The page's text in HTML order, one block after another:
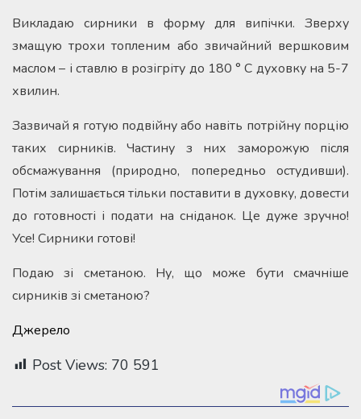
Викладаю сирники в форму для випічки. Зверху
змащую трохи топленим або звичайний вершковим
маслом – і ставлю в розігріту до 180 ° С духовку на 5-7
хвилин.
Зазвичай я готую подвійну або навіть потрійну порцію
таких сирників. Частину з них заморожую після
обсмажування (природно, попередньо остудивши).
Потім залишається тільки поставити в духовку, довести
до готовності і подати на сніданок. Це дуже зручно!
Усе! Сирники готові!
Подаю зі сметаною. Ну, що може бути смачніше
сирників зі сметаною?
Джерело
Post Views: 70 591